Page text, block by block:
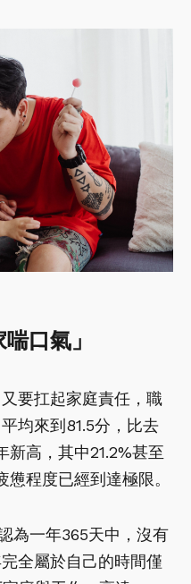
口氣」
要扛起家庭責任，職
均來到81.5分，比去
新高，其中21.2%甚至
程度已經到達極限。
為一年365天中，沒有
全屬於自己的時間僅